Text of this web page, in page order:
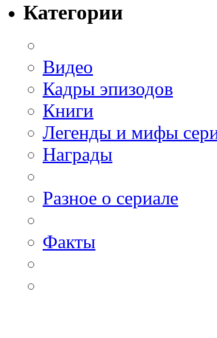
Категории
Видео
Кадры эпизодов
Книги
Легенды и мифы
Награды
Разное о сериале
Факты